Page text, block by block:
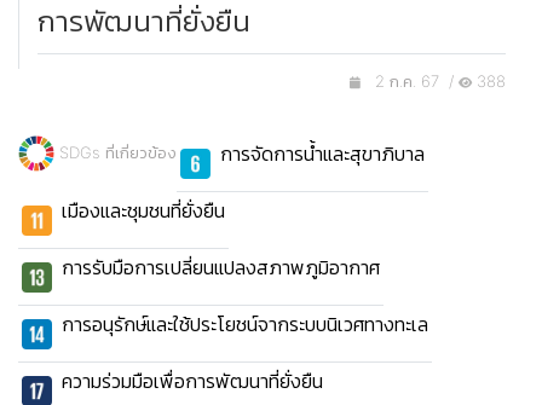
การพัฒนาที่ยั่งยืน
2 ก.ค. 67 / 388
SDGs ที่เกี่ยวข้อง การจัดการน้ำและสุขาภิบาล
เมืองและชุมชนที่ยั่งยืน
การรับมือการเปลี่ยนแปลงสภาพภูมิอากาศ
การอนุรักษ์และใช้ประโยชน์จากระบบนิเวศทางทะเล
ความร่วมมือเพื่อการพัฒนาที่ยั่งยืน